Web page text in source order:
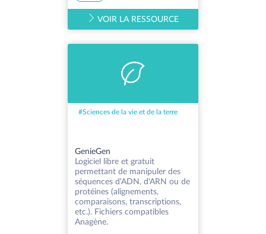
VOIR LA RESSOURCE
#Sciences de la vie et de la terre
GenieGen
Logiciel libre et gratuit
permettant de manipuler des
séquences d'ADN, d'ARN ou de
protéines (alignements,
comparaisons, transcriptions,
etc.). Fichiers compatibles
Anagène.